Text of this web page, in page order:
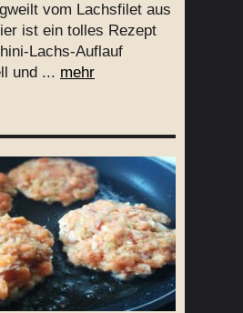
vom Lachsfilet aus
ist ein tolles Rezept
Lachs-Auflauf
und ... mehr